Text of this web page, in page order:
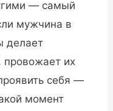
— самый
мужчина в
делает
их
себя —
момент